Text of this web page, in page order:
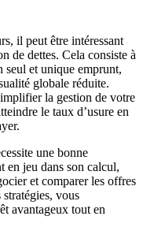
il peut être intéressant
de dettes. Cela consiste à
seul et unique emprunt,
globale réduite.
la gestion de votre
le taux d’usure en
une bonne
en jeu dans son calcul,
et comparer les offres
vous
avantageux tout en